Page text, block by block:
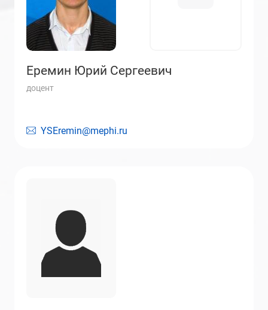
Еремин Юрий Сергеевич
доцент
YSEremin@mephi.ru